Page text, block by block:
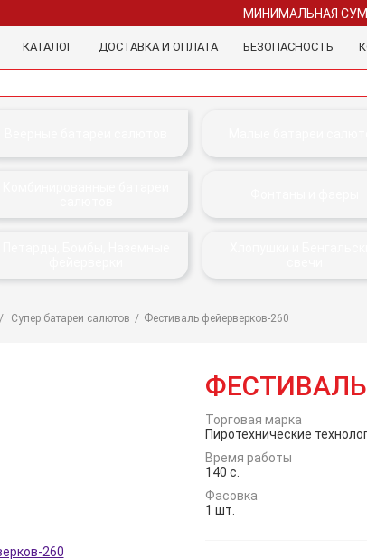
МИНИМАЛЬНАЯ
КАТАЛОГ ДОСТАВКА И ОПЛАТА БЕЗОПАСНОСТЬ
Супер батареи салютов Фестиваль фейерверков-260
Торговая марка
Пиротехнические
Время работы
140 с.
Фасовка
1 шт.